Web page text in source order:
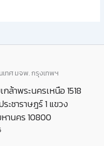
เทศ มจพ. กรุงเทพฯ
ล้าพระนครเหนือ 1518
ะชาราษฎร์ 1 แขวง
านคร 10800